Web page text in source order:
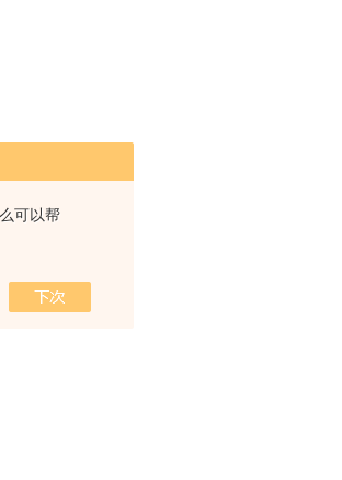
可以帮